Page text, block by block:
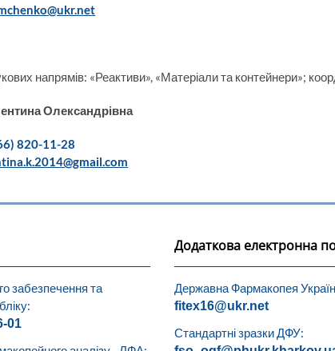
напрямів: «Реактиви», «Матеріали та контейнери»;
Олександрівна
820-11-28
забезпечення та
01
Додаткова електронна
Державна Фармакопея
fitex16@ukr.net
Стандартні зразки ДФУ: